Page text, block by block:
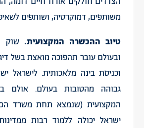
משותפים, דמוקרטיה, ושותפים
טיוב ההכשרה המקצועית. שוק
ובעולם עובר תהפוכה מואצת בשל
וכניסת בינה מלאכותית. לישראל
גבוהה מהטובות בעולם. אולם
המקצועית (שנמצא תחת משרד
ישראל יכולה ללמוד רבות